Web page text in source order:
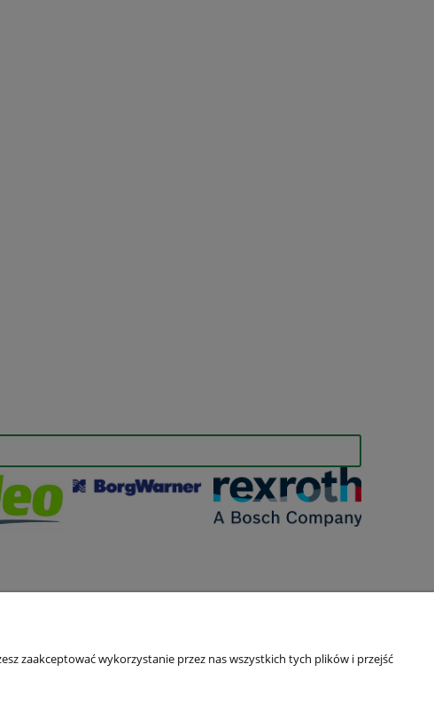
zaakceptować wykorzystanie przez nas wszystkich tych plików i przejść